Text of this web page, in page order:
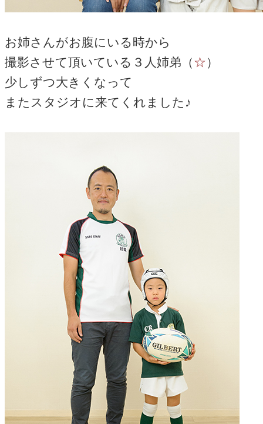
お姉さんがお腹にいる時から
撮影させて頂いている３人姉弟（☆）
少しずつ大きくなって
またスタジオに来てくれました♪